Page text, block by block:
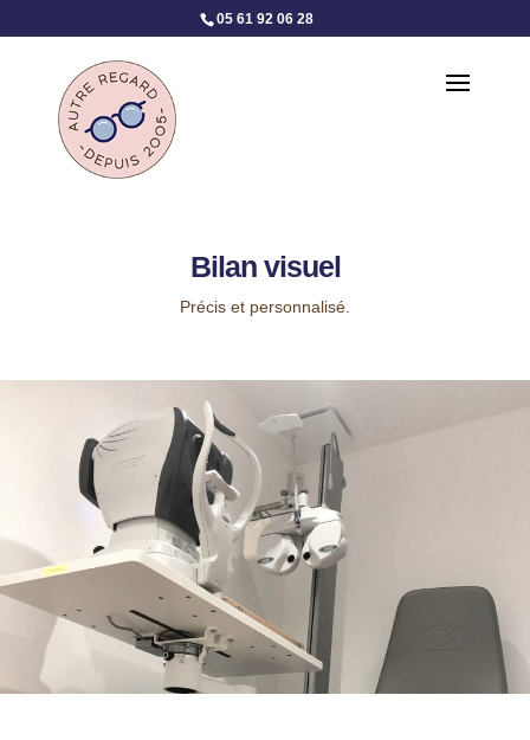
05 61 92 06 28
Bilan visuel
Précis et personnalisé.